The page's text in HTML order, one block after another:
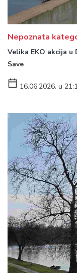
Nepoznata
Velika EKO akcija
Save
16.06.2026. u